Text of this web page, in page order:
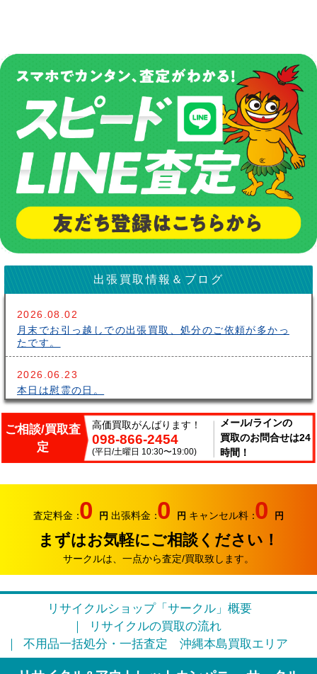
出張買取情報＆ブログ
2026.08.02
月末でお引っ越しでの出張買取、処分のご依頼が多かっ
たです。
2026.06.23
本日は慰霊の日。
2026.06.14
こんにちはサークルです。梅雨が長いですね～。雨の中
出張買取頑張ってます。
2026.06.07
り強化中です。
2026.05.17
おはようございます。リサイクルカンパニー サークル
2026.04.12
お久しぶりです。リサイクルカンパニー サークルで
ご相談/買取査
定
高価買取がんばります！
098-866-2454
(平日/土曜日 10:30〜19:00)
メール/ラインの
買取のお問合せは24
時間！
査定料金：0 円 出張料金：0 円 キャンセル料：0 円
まずはお気軽にご相談ください！
サークルは、一点から査定/買取致します。
リサイクルショップ「サークル」概要
リサイクルの買取の流れ
不用品一括処分・一括査定
沖縄本島買取エリア